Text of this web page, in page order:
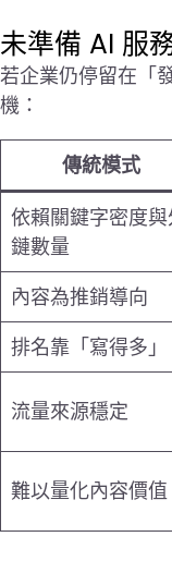
未準備 AI 服
若企業仍停留在「
機：
傳統模式
依賴關鍵字密度與
鏈數量
內容為推銷導向
排名靠「寫得多」
流量來源穩定
難以量化內容價值